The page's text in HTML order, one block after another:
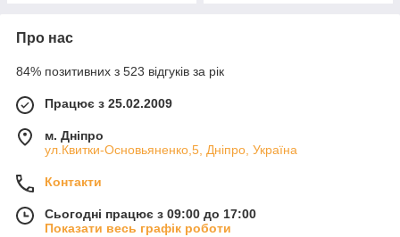
Про нас
84% позитивних з 523 відгуків за рік
Працює з 25.02.2009
м. Дніпро
ул.Квитки-Основьяненко,5, Дніпро, Україна
Контакти
Сьогодні працює з 09:00 до 17:00
Показати весь графік роботи